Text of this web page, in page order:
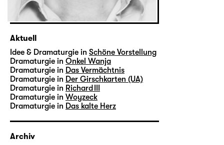
Aktuell
Idee & Dramaturgie in Schöne Vorstellung
Dramaturgie in Onkel Wanja
Dramaturgie in Das Vermächtnis
Dramaturgie in Der Girschkarten (UA)
Dramaturgie in Richard III
Dramaturgie in Woyzeck
Dramaturgie in Das kalte Herz
Archiv